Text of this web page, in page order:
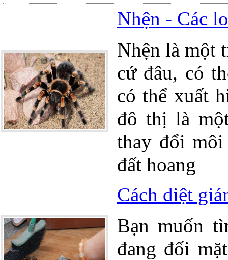
Nhện - Các
Nhện là một
cứ đâu, có
có thể xuất
đô thị là
thay đổi
đất hoang
Cách diệt
Bạn muốn
đang đối